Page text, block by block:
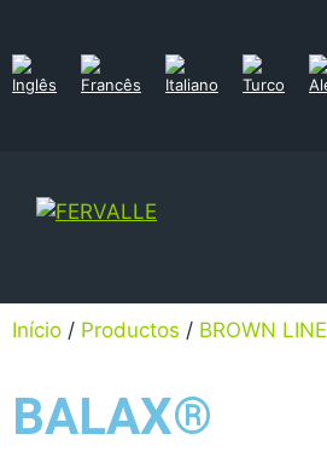
Início / Productos / BROWN LINE
BALAX®